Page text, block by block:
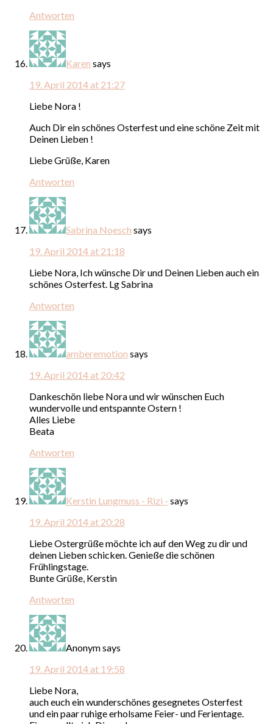
Antworten
Karen says
19. April 2014 at 21:27
Liebe Nora !
Auch Dir ein schönes Osterfest und eine schöne Zeit mit
Deinen Lieben !
Liebe Grüße, Karen
Antworten
Sabrina Noesch says
19. April 2014 at 21:18
Liebe Nora, Ich wünsche Dir und Deinen Lieben auch ein
schönes Osterfest. Lg Sabrina
Antworten
amberemotion says
19. April 2014 at 20:42
Dankeschön liebe Nora und wir wünschen Euch
wundervolle und entspannte Ostern !
Alles Liebe
Beata
Antworten
Kerstin Lungmuss - Rizi - says
19. April 2014 at 20:28
Liebe Ostergrüße möchte ich auf den Weg zu dir und
deinen Lieben schicken. Genieße die schönen
Frühlingstage.
Bunte Grüße, Kerstin
Antworten
Anonymsays
19. April 2014 at 19:58
Liebe Nora,
auch euch ein wunderschönes gesegnetes Osterfest
und ein paar ruhige erholsame Feier- und Ferientage.